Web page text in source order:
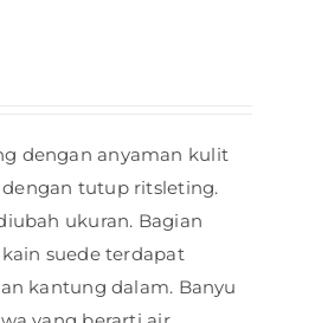
dengan anyaman kulit
tutup ritsleting.
ukuran. Bagian
suede terdapat
kantung dalam. Banyu